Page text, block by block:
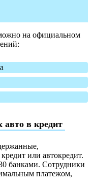
на официальном
в кредит
или автокредит.
банками. Сотрудники
платежом,